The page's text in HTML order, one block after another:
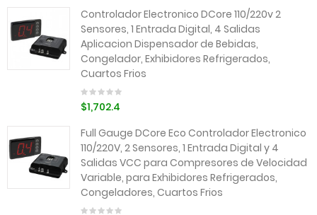
Controlador Electronico DCore 110/220v 2
Sensores, 1 Entrada Digital, 4 Salidas
Aplicacion Dispensador de Bebidas,
Congelador, Exhibidores Refrigerados,
Cuartos Frios
$1,702.4
Full Gauge DCore Eco Controlador Electronico
110/220V, 2 Sensores, 1 Entrada Digital y 4
Salidas VCC para Compresores de Velocidad
Variable, para Exhibidores Refrigerados,
Congeladores, Cuartos Frios